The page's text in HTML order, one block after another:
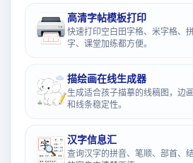
高清字帖模板打印
快速打印空白田字格、米字格、
字、课堂加练都方便。
描绘画在线生成器
生成适合孩子描摹的线稿图，边
和线条稳定性。
汉字信息汇
查询汉字的拼音、笔顺、部首、